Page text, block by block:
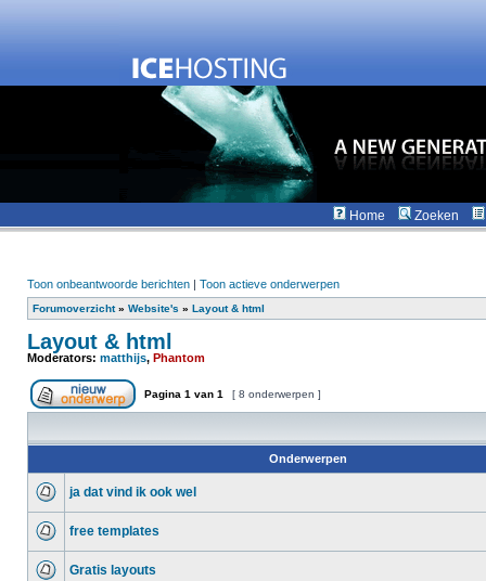
Home Zoeken
Toon onbeantwoorde berichten | Toon actieve onderwerpen
Forumoverzicht» Website's » Layout & html
Layout & html
Moderators: matthijs, Phantom
Pagina 1 van 1 [ 8 onderwerpen ]
Onderwerpen
ja dat vind ik ook wel
free templates
Gratis layouts